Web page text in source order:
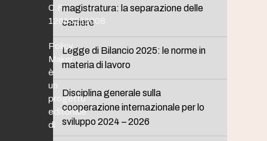
magistratura: la separazione delle
carriere
Legge di Bilancio 2025: le norme in
materia di lavoro
Disciplina generale sulla
cooperazione internazionale per lo
sviluppo 2024 – 2026
C.F.
12653211008
Policy
Maker
è
un
progetto
editoriale
di